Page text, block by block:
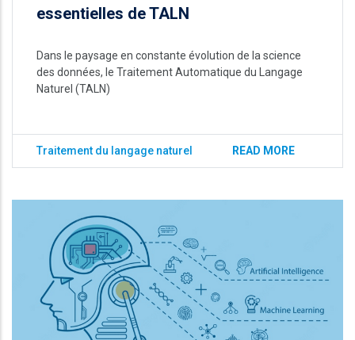
essentielles de TALN
Dans le paysage en constante évolution de la science
des données, le Traitement Automatique du Langage
Naturel (TALN)
Traitement du langage naturel READ MORE